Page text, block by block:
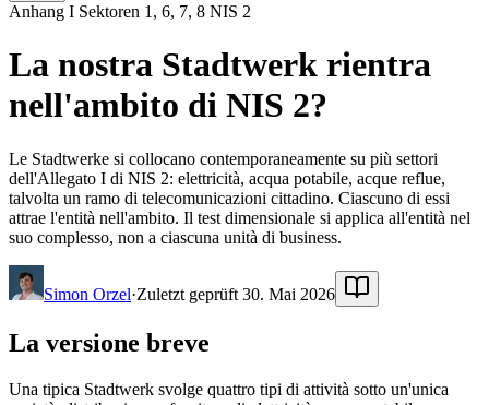
Anhang I Sektoren 1, 6, 7, 8 NIS 2
La nostra Stadtwerk rientra
nell'ambito di NIS 2?
Le Stadtwerke si collocano contemporaneamente su più settori
dell'Allegato I di NIS 2: elettricità, acqua potabile, acque reflue,
talvolta un ramo di telecomunicazioni cittadino. Ciascuno di essi
attrae l'entità nell'ambito. Il test dimensionale si applica all'entità nel
suo complesso, non a ciascuna unità di business.
Simon Orzel·Zuletzt geprüft 30. Mai 2026
La versione breve
Una tipica Stadtwerk svolge quattro tipi di attività sotto un'unica